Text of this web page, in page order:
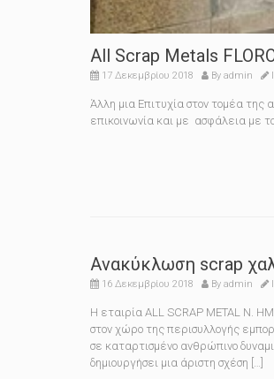
All Scrap Metals
17 Δεκεμβρίου 2018 By admin
Άλλη μια Επιτυχία στον τομέα
επικοινωνία και με ασφάλεια με
Ανακύκλωση scrap
16 Δεκεμβρίου 2018 By admin
Η εταιρία ALL SCRAP METAL N.
στον χώρο της περισυλλογής
σε καταρτισμένο ανθρώπινο
δημιουργήσει μια άριστη σχέση […]